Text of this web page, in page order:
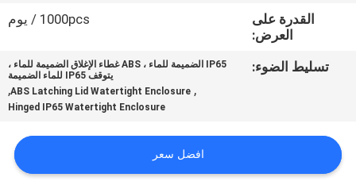
اتصل
SHOPPING ONLINE
القدرة على
العرض:
1000pcs / يوم
تسليط الضوء:
IP65 الضميمة للماء ، ABS غطاء الإغلاق الضميمة للماء ،
يتوقف IP65 للماء الضميمة
,
ABS Latching Lid Watertight Enclosure
,
Hinged IP65 Watertight Enclosure
افضل سعر